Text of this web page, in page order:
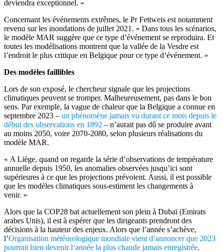
deviendra exceptionnel. »
Concernant les événements extrêmes, le Pr Fettweis est notamment
revenu sur les inondations de juillet 2021. « Dans tous les scénarios,
le modèle MAR suggère que ce type d’événement se reproduira. Et
toutes les modélisations montrent que la vallée de la Vesdre est
l’endroit le plus critique en Belgique pour ce type d’événement. »
Des modèles faillibles
Lors de son exposé, le chercheur signale que les projections
climatiques peuvent se tromper. Malheureusement, pas dans le bon
sens. Par exemple, la vague de chaleur que la Belgique a connue en
septembre 2023 – un phénomène jamais vu durant ce mois depuis le
début des observations en 1892 – n’aurait pas dû se produire avant
au moins 2050, voire 2070-2080, selon plusieurs réalisations du
modèle MAR.
« A Liège, quand on regarde la série d’observations de température
annuelle depuis 1950, les anomalies observées jusqu’ici sont
supérieures à ce que les projections prévoient. Aussi, il est possible
que les modèles climatiques sous-estiment les changements à
venir. »
Alors que la COP28 bat actuellement son plein à Dubaï (Emirats
arabes Unis), il est à espérer que les dirigeants prendront des
décisions à la hauteur des enjeux. Alors que l’année s’achève,
l’Organisation météorologique mondiale vient d’annoncer que 2023
pourrait bien devenir l’année la plus chaude jamais enregistrée.